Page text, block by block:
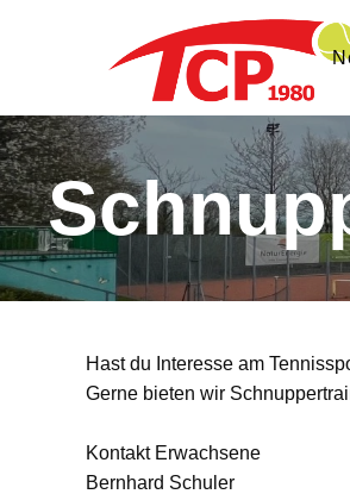
Hast du Interesse am
Gerne bieten wir
Kontakt Erwachsene
Bernhard Schuler